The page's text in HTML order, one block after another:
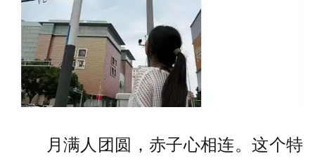
月满人团圆，赤子心相连。这个特